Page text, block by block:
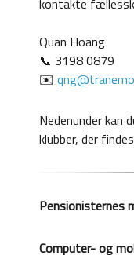
kontakte
Quan Hoang
📞 3198 0879
✉️
Nedenunder kan
klubber, der
Pensionisternes
Computer- og